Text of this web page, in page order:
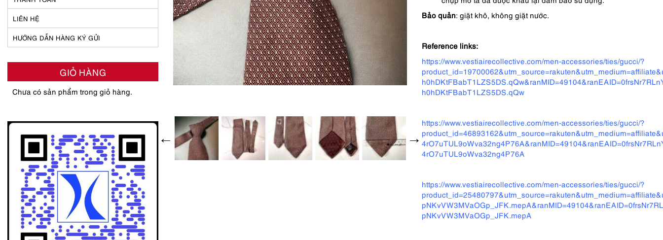
Bảo quản: giặt khô, không giặt nước.
Reference links:
https://www.vestiairecollective.com/men-accessories/ties/gucci/?
h0hDKtFBabT1LZS5DS.qQw
https://www.vestiairecollective.com/men-accessories/ties/gucci/?
4rO7uTUL9oWva32ng4P76A
https://www.vestiairecollective.com/men-accessories/ties/gucci/?
pNKvVW3MVaOGp_JFK.mepA
LIÊN HỆ
HƯỚNG DẪN HÀNG KÝ GỬI
GIỎ HÀNG
Chưa có sản phẩm trong giỏ hàng.